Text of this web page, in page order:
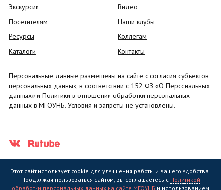
Экскурсии
Посетителям
Ресурсы
Каталоги
Видео
Наши клубы
Коллегам
Контакты
Персональные данные размещены на сайте с согласия субъектов
персональных данных, в соответствии с 152 ФЗ «О Персональных
данных» и Политики в отношении обработки персональных
данных в МГОУНБ. Условия и запреты не установлены.
Этот сайт использует cookie для улучшения работы и вашего удобства.
Продолжая пользоваться сайтом, вы соглашаетесь с Политикой
обработки персональных данных на сайте МГОУНБ и использованием